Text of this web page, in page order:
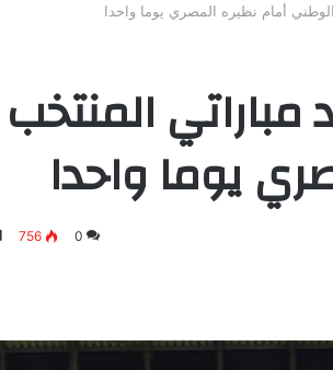
أمام نظيره المصري يوما واحدا
المنتخب
يوما واحدا
0
756